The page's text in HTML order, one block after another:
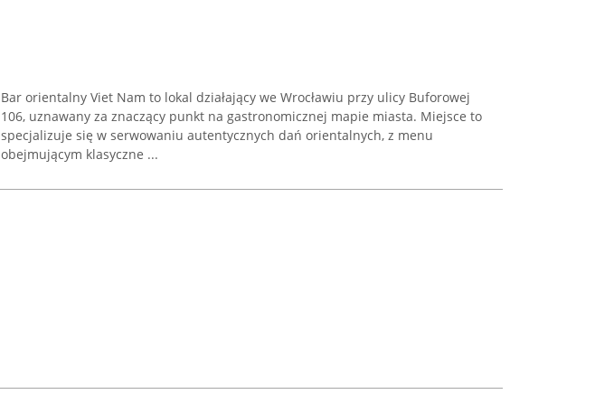
Bar orientalny Viet Nam to lokal działający we Wrocławiu przy ulicy Buforowej
106, uznawany za znaczący punkt na gastronomicznej mapie miasta. Miejsce to
specjalizuje się w serwowaniu autentycznych dań orientalnych, z menu
obejmującym klasyczne ...